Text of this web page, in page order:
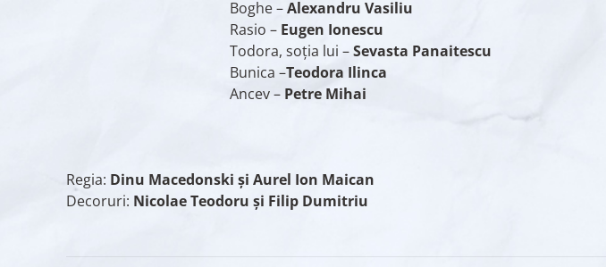
Boghe –Alexandru Vasiliu
Rasio – Eugen Ionescu
Todora, soţia lui –Sevasta Panaitescu
Bunica –Teodora Ilinca
Ancev – Petre Mihai
Regia: Dinu Macedonski și Aurel Ion Maican
Decoruri: Nicolae Teodoru şi Filip Dumitriu